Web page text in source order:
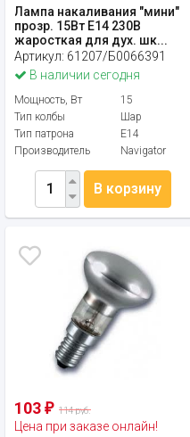
Лампа накаливания "мини"
прозр. 15Вт Е14 230В
жаросткая для дух. шк...
Артикул: 61207/Б0066391
В наличии сегодня
Мощность, Вт
15
Тип колбы
Шар
Тип патрона
E14
Производитель
Navigator
В корзину
103₽ 114 руб.
Цена при заказе онлайн!